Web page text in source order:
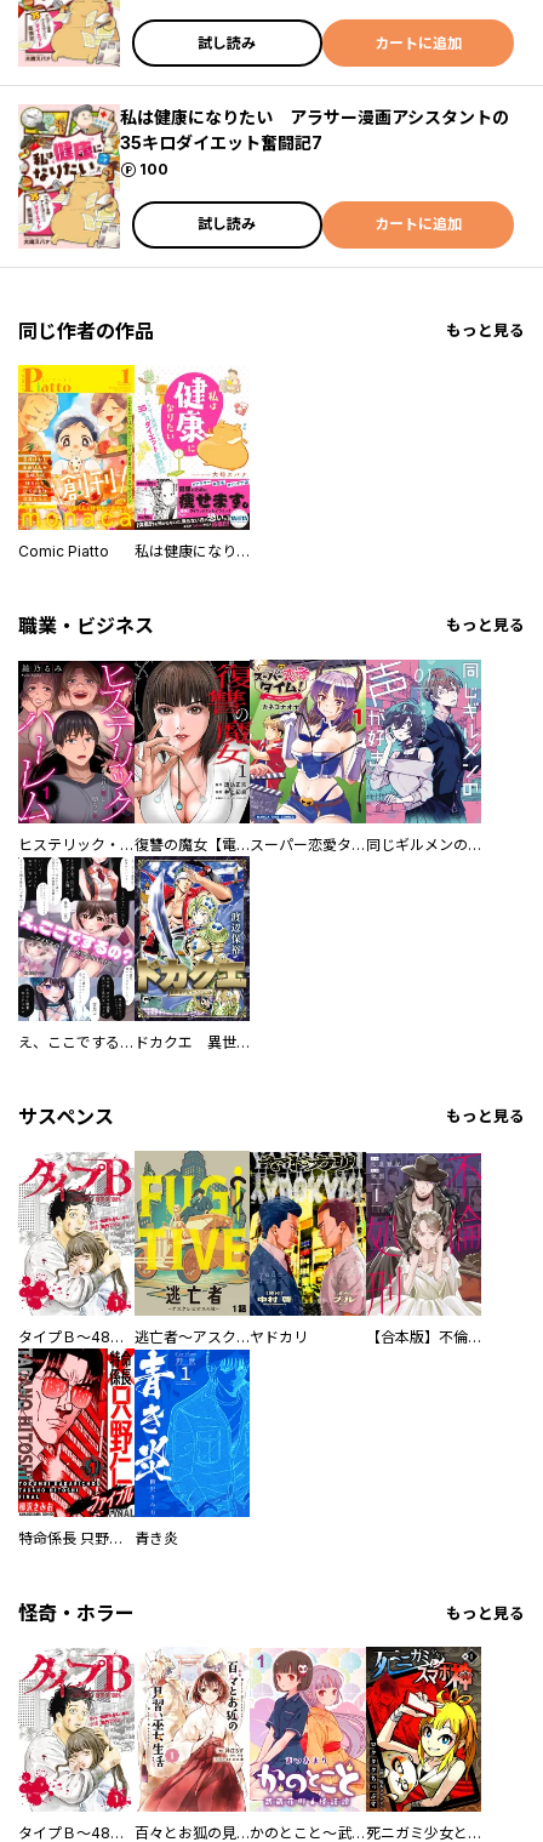
試し読み カートに追加
私は健康になりたい アラサー漫画アシスタントの
35キロダイエット奮闘記7
100
ポイント
試し読み カートに追加
同じ作者の作品 もっと見る
Comic Piatto 私は健康になりたい アラサー漫画アシスタントの35キロダイエット奮闘記【単行本版】
職業・ビジネス もっと見る
ヒステリック・ハーレム～搾られる男と堕ちる女～【電子単行本版】 復讐の魔女【電子単行本版】 スーパー恋愛タイム！～現場でドＳな彼女は自宅でデレる～ 同じギルメンの声が好き
え、ここでするの？ アイドルのファンが知らない日常 ドカクエ 異世界ドカコッククエスト
サスペンス もっと見る
タイプＢ～48時間後、致死率100％～【単話】 逃亡者～アスクレピオスの杖～ヤドカリ 【合本版】不倫処刑
特命係長 只野仁ファイナル 愛蔵版 青き炎
怪奇・ホラー もっと見る
タイプＢ～48時間後、致死率100％～【単話】 百々とお狐の見習い巫女生活【単行本版】 かのとこと～武蔵花町怪話譚～ 【連載版】 死ニガミ少女とスマホ神